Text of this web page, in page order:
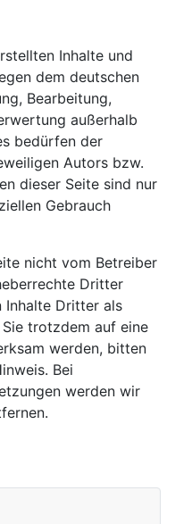
Inhalte und
dem deutschen
Bearbeitung,
außerhalb
bedürfen der
Autors bzw.
dieser Seite sind nur
Gebrauch
nicht vom Betreiber
Dritter
Inhalte Dritter als
trotzdem auf eine
werden, bitten
Bei
werden wir